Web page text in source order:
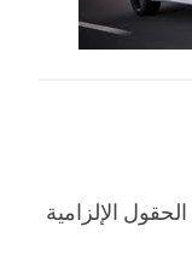
الحقول الإلزامية